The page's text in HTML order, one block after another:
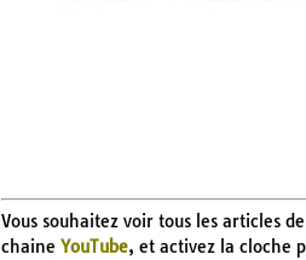
Vous souhaitez voir tous les articles
chaine YouTube, et activez la cloche